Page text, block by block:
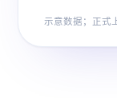
示意数据；正式